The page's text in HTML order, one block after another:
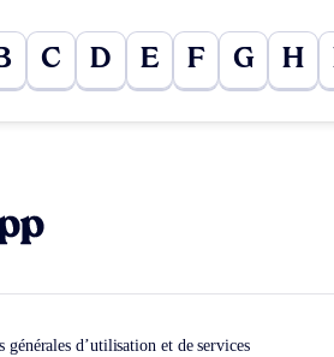
C D E F G H
d’utilisation et de services